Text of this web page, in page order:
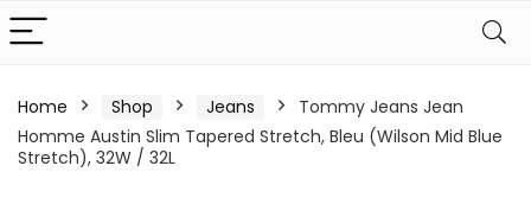
Home Shop Jeans
Tommy Jeans Jean
Homme Austin Slim Tapered Stretch, Bleu (Wilson Mid Blue
Stretch), 32W / 32L